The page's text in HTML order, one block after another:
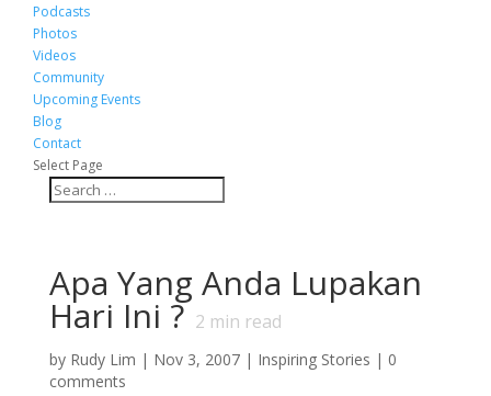
Podcasts
Photos
Videos
Community
Upcoming Events
Blog
Contact
Select Page
Apa Yang Anda Lupakan
Hari Ini ? 2 min read
by Rudy Lim | Nov 3, 2007| Inspiring Stories | 0
comments